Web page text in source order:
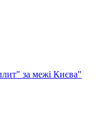
за межі Києва"